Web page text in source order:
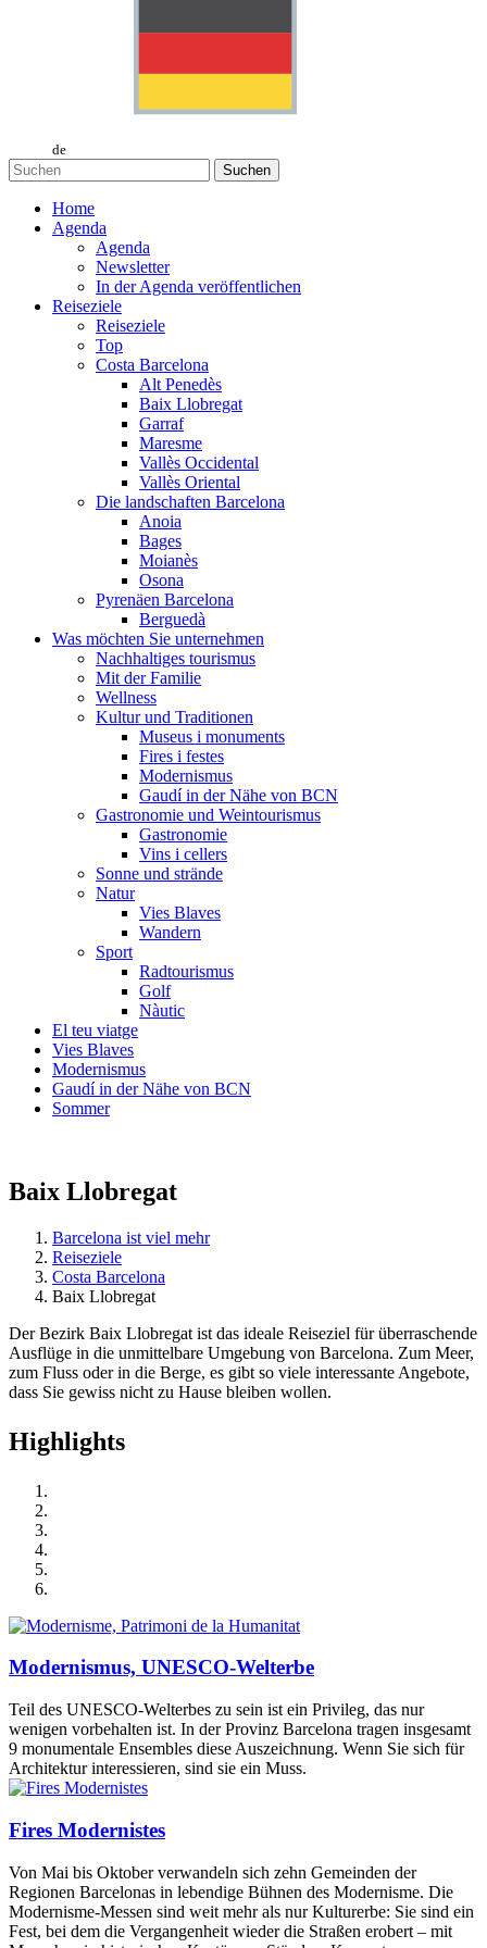
de
Suchen
Home
Agenda
Agenda
Newsletter
In der Agenda veröffentlichen
Reiseziele
Reiseziele
Top
Costa Barcelona
Alt Penedès
Baix Llobregat
Garraf
Maresme
Vallès Occidental
Vallès Oriental
Die landschaften Barcelona
Anoia
Bages
Moianès
Osona
Pyrenäen Barcelona
Berguedà
Was möchten Sie unternehmen
Nachhaltiges tourismus
Mit der Familie
Wellness
Kultur und Traditionen
Museus i monuments
Fires i festes
Modernismus
Gaudí in der Nähe von BCN
Gastronomie und Weintourismus
Gastronomie
Vins i cellers
Sonne und strände
Natur
Vies Blaves
Wandern
Sport
Radtourismus
Golf
Nàutic
El teu viatge
Vies Blaves
Modernismus
Gaudí in der Nähe von BCN
Sommer
Baix Llobregat
Barcelona ist viel mehr
Reiseziele
Costa Barcelona
Baix Llobregat
Der Bezirk Baix Llobregat ist das ideale Reiseziel für überraschende
Ausflüge in die unmittelbare Umgebung von Barcelona. Zum Meer,
zum Fluss oder in die Berge, es gibt so viele interessante Angebote,
dass Sie gewiss nicht zu Hause bleiben wollen.
Highlights
Modernismus, UNESCO‑Welterbe
Teil des UNESCO‑Welterbes zu sein ist ein Privileg, das nur
wenigen vorbehalten ist. In der Provinz Barcelona tragen insgesamt
9 monumentale Ensembles diese Auszeichnung. Wenn Sie sich für
Architektur interessieren, sind sie ein Muss.
Fires Modernistes
Von Mai bis Oktober verwandeln sich zehn Gemeinden der
Regionen Barcelonas in lebendige Bühnen des Modernisme. Die
Modernisme-Messen sind weit mehr als nur Kulturerbe: Sie sind ein
Fest, bei dem die Vergangenheit wieder die Straßen erobert – mit